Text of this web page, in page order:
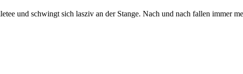
und schwingt sich lasziv an der Stange. Nach und nach fallen immer